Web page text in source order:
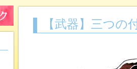
【武器】三つの